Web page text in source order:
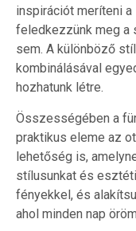
inspirációt meríteni a
feledkezzünk meg a
sem. A különböző
kombinálásával
hozhatunk létre.
Összességében a
praktikus eleme az
lehetőség is,
stílusunkat és
fényekkel, és
ahol minden nap